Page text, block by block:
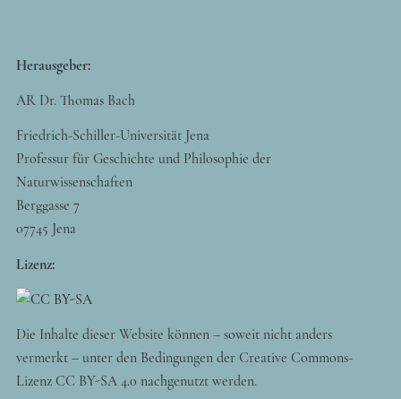
Herausgeber:
AR Dr. Thomas Bach
Friedrich-Schiller-Universität Jena
Professur für Geschichte und Philosophie der
Naturwissenschaften
Berggasse 7
07745 Jena
Lizenz:
Die Inhalte dieser Website können – soweit nicht anders
vermerkt – unter den Bedingungen der Creative Commons-
Lizenz CC BY-SA 4.0 nachgenutzt werden.